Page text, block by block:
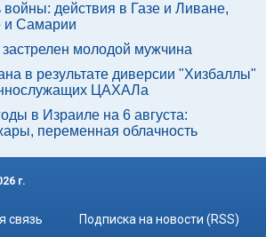
войны: действия в Газе и Ливане,
и Самарии
молодой мужчина
в результате диверсии "Хизбаллы"
ЦАХАЛа
в Израиле на 6 августа:
переменная облачность
г.
связь
Подписка на новости (RSS)